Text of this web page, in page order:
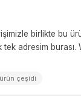
birlikte bu
tek adresim
çeşidi